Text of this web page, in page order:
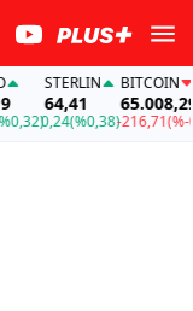
STERLIN
64,41
0,24(%0,38)
BITCOIN
65.008,29
-216,71(%-